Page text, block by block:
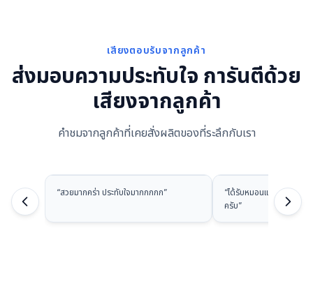
เสียงตอบรับจากลูกค้า
ส่งมอบความประทับใจ การันตีด้วย
เสียงจากลูกค้า
คำชมจากลูกค้าที่เคยสั่งผลิตของที่ระลึกกับเรา
“สวยมากคร่า ประทับใจมากกกกก” “ได้รับหมอนแล้วนะครับ ส
ครับ”